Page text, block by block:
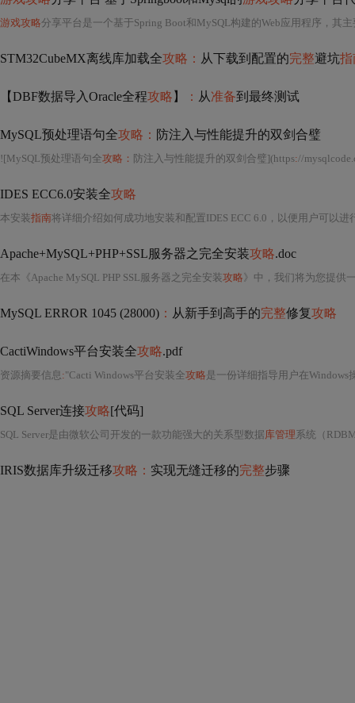
游戏攻略分享平台是一个基于Spring Boot和MySQL构建的Web应用程序，其
STM32CubeMX离线库加载全攻略： 从下载到配置的完整避坑指
【DBF数据导入Oracle全程攻略 】 ： 从准备到最终测试
MySQL预处理语句全攻略： 防注入与性能提升的双剑合璧
![MySQL预处理语句全攻略： 防注入与性能提升的双剑合璧](https://mysqlcode.com/wp-content/uploads/
IDES ECC6.0安装全攻略
本安装指南将详细介绍如何成功地安装和配置IDES ECC 6.0，以便用户可以
Apache+MySQL+PHP+SSL服务器之完全安装攻略.doc
在本《Apache MySQL PHP SSL服务器之完全安装攻略》中，我们将为您提供一个详尽的教程，帮助您完成在Linux服务器上安装Apache、MySQL、PHP
MySQL ERROR 1045 (28000) ： 从新手到高手的完整修复攻略
CactiWindows平台安装全攻略.pdf
资源摘要信息:"Cacti Windows平台安装全攻略是一份详细指导用户在Windows操作系统环境下搭建Cacti网络监控系统的综合性技术文档。该文档由作者Ben于2008年10月22日发布，版本为1.0，旨在帮助系统管理员、网络工程师以及IT运维人员顺利完成Cacti的部署与配置工
SQL Server连接攻略[代码]
SQL Server是由微软公司开发的一款功能强大的关系型数据库管理系统（RDBMS），广
IRIS数据库升级迁移攻略： 实现无缝迁移的完整步骤